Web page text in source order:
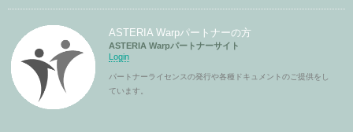
ASTERIA Warpパートナーの方
ASTERIA Warpパートナーサイト
Login
パートナーライセンスの発行や各種ドキュメントのご提供をし
ています。